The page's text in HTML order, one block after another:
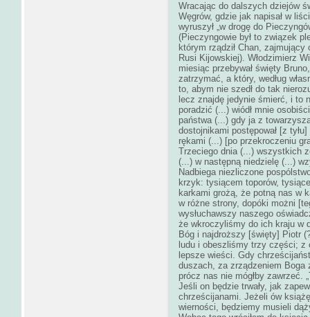
Wracając do dalszych dziejów
Węgrów, gdzie jak napisał w
wyruszył „w drogę do
(Pieczyngowie był to związek
którym rządził Chan, zajmujący
Rusi Kijowskiej). Włodzimierz
miesiąc przebywał święty
zatrzymać, a który, według
to, abym nie szedł do tak
lecz znajdę jedynie śmierć, i to
poradzić (...) wiódł mnie
państwa (...) gdy ja z
dostojnikami postępował [z
rękami (...) [po przekroczeniu
Trzeciego dnia (...) wszystkich
(...) w następną niedzielę (...)
Nadbiega niezliczone
krzyk: tysiącem toporów,
karkami grożą, że potną nas w
w różne strony, dopóki możni
wysłuchawszy naszego
że wkroczyliśmy do ich kraju w
Bóg i najdroższy [święty] Piotr
ludu i obeszliśmy trzy części; z
lepsze wieści. Gdy
duszach, za zrządzeniem
prócz nas nie mógłby zawrzeć.
Jeśli on będzie trwały, jak
chrześcijanami. Jeżeli ów
wierności, będziemy musieli